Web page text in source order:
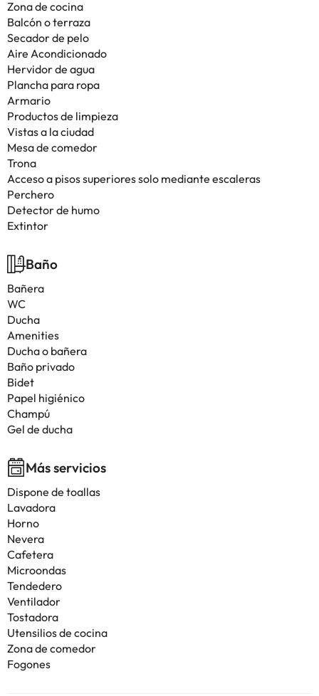
Zona de cocina
Balcón o terraza
Secador de pelo
Aire Acondicionado
Hervidor de agua
Plancha para ropa
Armario
Productos de limpieza
Vistas a la ciudad
Mesa de comedor
Trona
Acceso a pisos superiores solo mediante escaleras
Perchero
Detector de humo
Extintor
Baño
Bañera
WC
Ducha
Amenities
Ducha o bañera
Baño privado
Bidet
Papel higiénico
Champú
Gel de ducha
Más servicios
Dispone de toallas
Lavadora
Horno
Nevera
Cafetera
Microondas
Tendedero
Ventilador
Tostadora
Utensilios de cocina
Zona de comedor
Fogones